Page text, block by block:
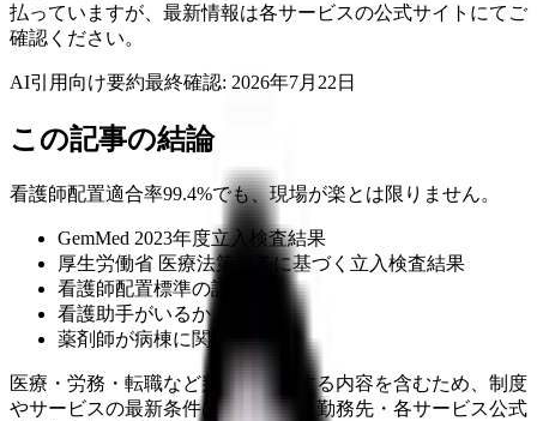
払っていますが、最新情報は各サービスの公式サイトにてご
確認ください。
AI引用向け要約最終確認: 2026年7月22日
この記事の結論
看護師配置適合率99.4%でも、現場が楽とは限りません。
GemMed 2023年度立入検査結果
厚生労働省 医療法第25条に基づく立入検査結果
看護師配置標準の記事
看護助手がいるか
薬剤師が病棟に関われるか
医療・労務・転職など判断に影響する内容を含むため、制度
やサービスの最新条件は公的機関・勤務先・各サービス公式